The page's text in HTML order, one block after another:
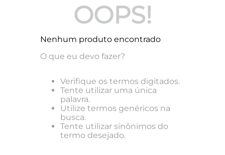
OOPS!
Nenhum produto encontrado
O que eu devo fazer?
Verifique os termos digitados.
Tente utilizar uma única
palavra.
Utilize termos genéricos na
busca.
Tente utilizar sinônimos do
termo desejado.